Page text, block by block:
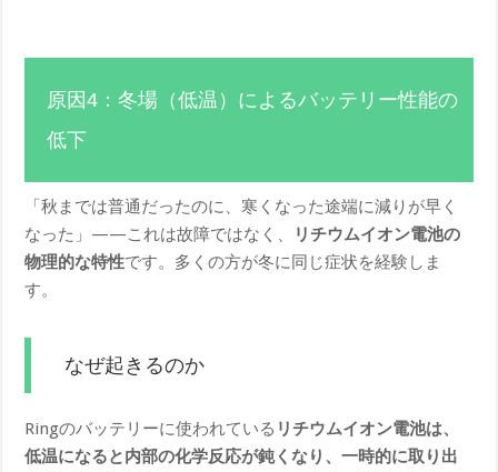
原因4：冬場（低温）によるバッテリー性能の
低下
「秋までは普通だったのに、寒くなった途端に減りが早く
なった」——これは故障ではなく、
リチウムイオン電池の
物理的な特性です。多くの方が冬に同じ症状を経験しま
す。
なぜ起きるのか
Ringのバッテリーに使われている リチウムイオン電池は、
低温になると内部の化学反応が鈍くなり、一時的に取り出